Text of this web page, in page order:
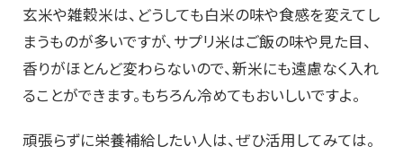
玄米や雑穀米は、どうしても白米の味や食感を変えてし
まうものが多いですが、サプリ米はご飯の味や見た目、
香りがほとんど変わらないので、新米にも遠慮なく入れ
ることができます。もちろん冷めてもおいしいですよ。
頑張らずに栄養補給したい人は、ぜひ活用してみては。